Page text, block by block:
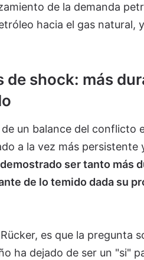
de la demanda
hacia el gas natural,
de shock: más
un balance del conflicto
a la vez más
ser tanto más
de lo temido dada su
es que la pregunta
ha dejado de ser un "si"